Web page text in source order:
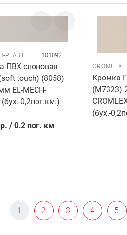
PLAST 101092
ПВХ слоновая
touch) (8058)
EL-MECH-
(бух.-0,2пог.км.)
р. / 0.2 пог. км
CROMLEX
Кромка
(M7323)
(бух.-
1 2 3 4 5